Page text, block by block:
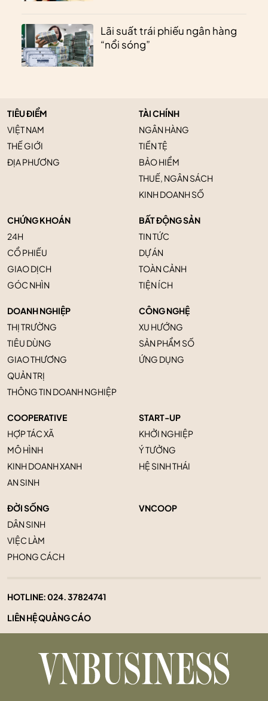
Lãi suất trái phiếu ngân hàng
“nổi sóng”
TIÊU ĐIỂM
VIỆT NAM
THẾ GIỚI
ĐỊA PHƯƠNG
TÀI CHÍNH
NGÂN HÀNG
TIỀN TỆ
BẢO HIỂM
THUẾ, NGÂN SÁCH
KINH DOANH SỐ
CHỨNG KHOÁN
24H
CỔ PHIẾU
GIAO DỊCH
GÓC NHÌN
BẤT ĐỘNG SẢN
TIN TỨC
DỰ ÁN
TOÀN CẢNH
TIỆN ÍCH
DOANH NGHIỆP
THỊ TRƯỜNG
TIÊU DÙNG
GIAO THƯƠNG
QUẢN TRỊ
THÔNG TIN DOANH NGHIỆP
CÔNG NGHỆ
XU HƯỚNG
SẢN PHẨM SỐ
ỨNG DỤNG
COOPERATIVE
HỢP TÁC XÃ
MÔ HÌNH
KINH DOANH XANH
AN SINH
START-UP
KHỞI NGHIỆP
Ý TƯỞNG
HỆ SINH THÁI
ĐỜI SỐNG
DÂN SINH
VIỆC LÀM
PHONG CÁCH
VNCOOP
HOTLINE:024. 37824741
LIÊN HỆ QUẢNG CÁO